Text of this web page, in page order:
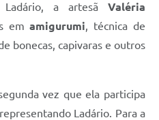
a artesã Valéria
emamigurumi, técnica de
bonecas, capivaras e outros
vez que ela participa
Ladário. Para a